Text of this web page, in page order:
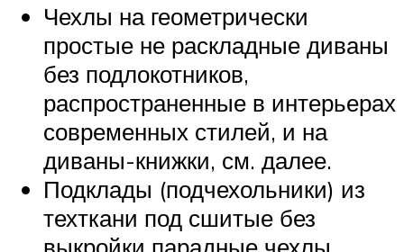
Чехлы на геометрически
простые не раскладные диваны
без подлокотников,
распространенные в интерьерах
современных стилей, и на
диваны-книжки, см. далее.
Подклады (подчехольники) из
техткани под сшитые без